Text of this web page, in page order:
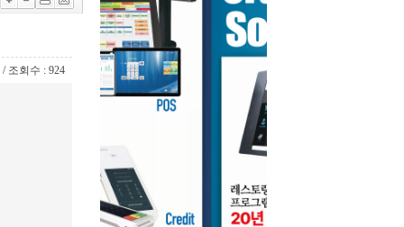
조회수 : 924